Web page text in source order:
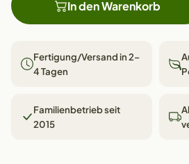
In den Warenkorb
Fertigung/Versand in 2–
4 Tagen
Familienbetrieb seit
2015